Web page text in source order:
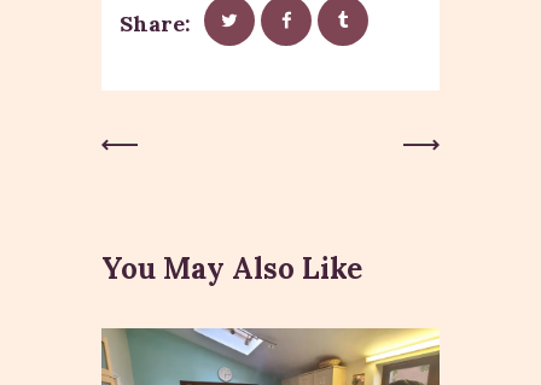
Share:
Post
You May Also Like